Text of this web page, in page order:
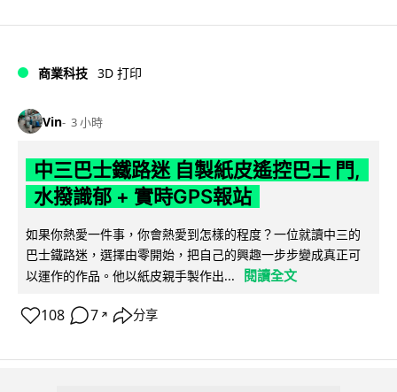
商業科技 3D 打印
Vin 3 小時
中三巴士鐵路迷 自製紙皮遙控巴士 門,
水撥識郁 + 實時GPS報站
如果你熱愛一件事，你會熱愛到怎樣的程度？一位就讀中三的
巴士鐵路迷，選擇由零開始，把自己的興趣一步步變成真正可
以運作的作品。他以紙皮親手製作出...
閱讀全文
108 7 ↗ 分享